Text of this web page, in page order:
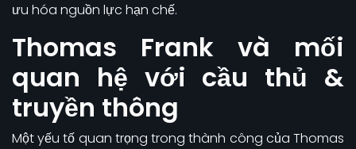
ưu hóa nguồn lực hạn chế.
Thomas Frank và mối
quan hệ với cầu thủ &
truyền thông
Một yếu tố quan trọng trong thành công của Thomas